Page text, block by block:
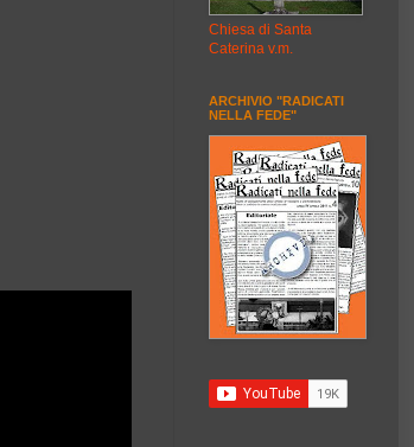
Chiesa di Santa
Caterina v.m.
ARCHIVIO "RADICATI
NELLA FEDE"